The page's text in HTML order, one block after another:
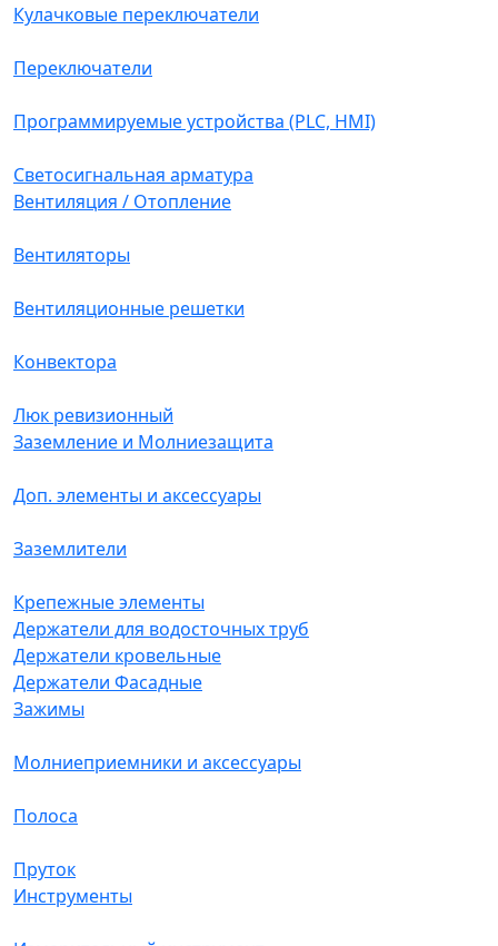
Кулачковые переключатели
Переключатели
Программируемые устройства (PLC, HMI)
Светосигнальная арматура
Вентиляция / Отопление
Вентиляторы
Вентиляционные решетки
Конвектора
Люк ревизионный
Заземление и Молниезащита
Доп. элементы и аксессуары
Заземлители
Крепежные элементы
Держатели для водосточных труб
Держатели кровельные
Держатели Фасадные
Зажимы
Молниеприемники и аксессуары
Полоса
Пруток
Инструменты